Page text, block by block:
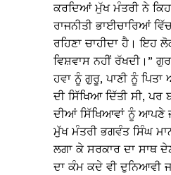
ਕਰਦਿਆਂ ਮੁੱਖ ਮੰਤਰੀ ਨੇ
ਰਾਜਨੀਤੀ ਭਾਈਚਾਰਿਆਂ
ਰਹਿਣਾ ਚਾਹੀਦਾ ਹੈ। ਇਹ
ਵਿਸ਼ਵਾਸ ਨਹੀਂ ਰੱਖਦੀ।”
ਹਵਾ ਨੂੰ ਗੁਰੂ, ਪਾਣੀ ਨੂੰ
ਦੀ ਸਿੱਖਿਆ ਦਿੱਤੀ ਸੀ,
ਦੀਆਂ ਸਿੱਖਿਆਵਾਂ ਨੂੰ ਆਪਣੇ
ਮੁੱਖ ਮੰਤਰੀ ਭਗਵੰਤ ਸਿੰਘ
ਲਗਾ ਕੇ ਸਰਕਾਰ ਦਾ ਸਾਥ
ਦਾ ਕੰਮ ਕਦੇ ਵੀ ਦੁਨਿਆਵੀ